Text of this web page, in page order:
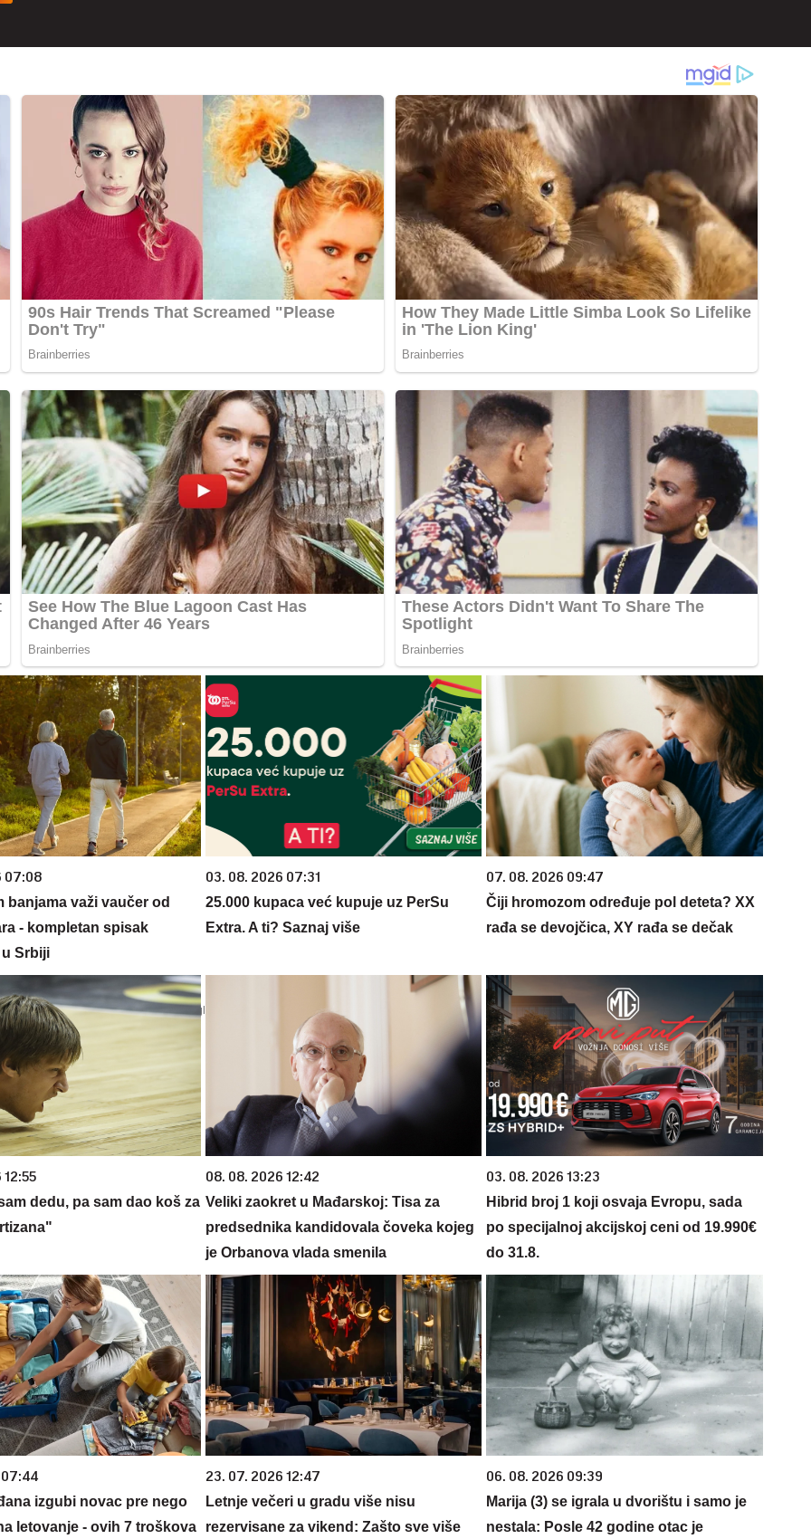
07:08
banjama važi vaučer od
- kompletan spisak
Srbiji
03. 08. 2026 07:31
25.000 kupaca već kupuje uz PerSu
Extra. A ti? Saznaj više
07. 08. 2026 09:47
Čiji hromozom određuje pol deteta? XX
rađa se devojčica, XY rađa se dečak
dedu, pa sam dao koš za
08. 08. 2026 12:42
Veliki zaokret u Mađarskoj: Tisa za
predsednika kandidovala čoveka kojeg
je Orbanova vlada smenila
03. 08. 2026 13:23
Hibrid broj 1 koji osvaja Evropu, sada
po specijalnoj akcijskoj ceni od 19.990€
do 31.8.
07:44
izgubi novac pre nego
letovanje - ovih 7 troškova
23. 07. 2026 12:47
Letnje večeri u gradu više nisu
rezervisane za vikend: Zašto sve više
06. 08. 2026 09:39
Marija (3) se igrala u dvorištu i samo je
nestala: Posle 42 godine otac je